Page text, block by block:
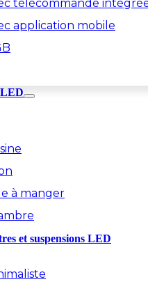
télécommande
application mobile
LED
à manger
et suspensions LED